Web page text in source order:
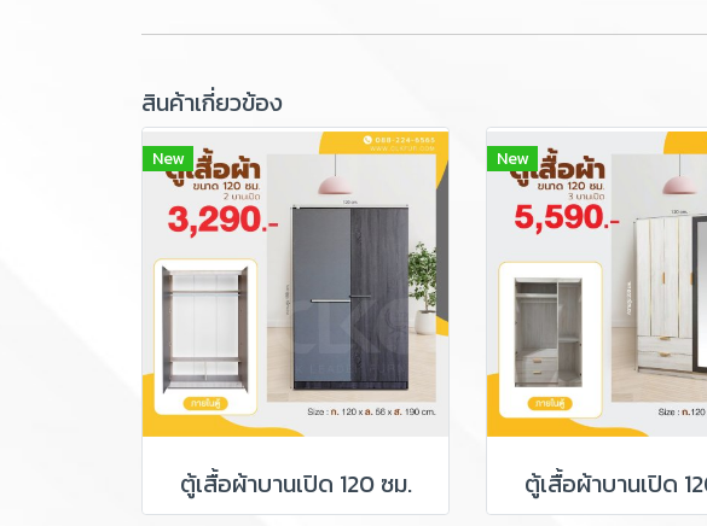
สินค้าเกี่ยวข้อง
New
ตู้เสื้อผ้าบานเปิด 120 ซม.
New
ตู้เสื้อผ้าบานเปิด